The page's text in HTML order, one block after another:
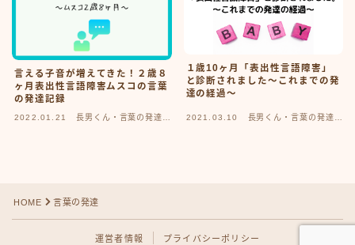
言える子音が増えてきた！２歳８
ヶ月表出性言語障害ムスコの言葉
の発達記録
2022.01.21
長男くん・言葉の発達記
１歳10ヶ月「表出性言語障害」
と診断されました〜これまでの発
達の経過〜
2021.03.10
長男くん・言葉の発達記
HOME 言葉の発達
運営者情報 プライバシーポリシー